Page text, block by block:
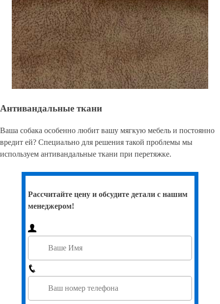
Антивандальные ткани
Ваша собака особенно любит вашу мягкую мебель и постоянно
вредит ей? Специально для решения такой проблемы мы
используем антивандальные ткани при перетяжке.
Рассчитайте цену и обсудите детали с нашим
менеджером!